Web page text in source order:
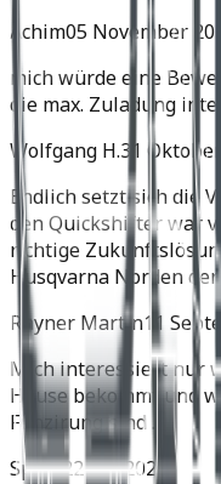
Achim05 November
mich würde eine
die max. Zuladung
Wolfgang H.31
Endlich setzt sich die
den Quickshifter war
richtige
Husqvarna Norden der
Rhyner Martin11
Mich interessiert nur
Hause bekommt und
Fünzirung sind .
Spyra22 Juli 2025